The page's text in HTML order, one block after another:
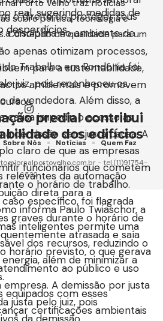
real, sugerindo medidas de
desperdícios.
apenas otimizam processos,
para a sustentabilidade,
ambientais e promovem
predial contribui
dos edifícios
relevantes da automação
direta para a
informa Paulo Twiaschor, a
inteligentes permite uma
dos recursos, reduzindo o
além de minimizar a
equipados com esses
certificações ambientais
o direito de proteger seus
disciplina no ambiente de
do Trabalho em Rondônia foi
juiz, pois reconheceu os
da vendedora. Além disso, a
causa impediu o acesso às
demissão sem justa causa. A
claro de que as empresas
funcionários que cometem
o horário de trabalho.
específico, foi flagrada
graves durante o horário de
atrasada e saía
horário previsto, o que gerava
ao público e uso
A demissão por justa
justa pelo juiz, pois
Porto Velho traz notícias
sobre política, tecnologia e
Conteúdo de qualidade para um
- tel.(11)91754-
6532
Sobre Nós Notícias Quem Faz